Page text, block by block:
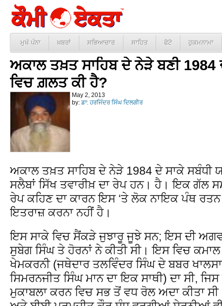
ਮੁਖੱ ਪੰਨਾ ਖ਼ਬਰਾਂ ਸਭਿਆਚਾਰ ਸਾਹਿਤ ਫੋਟੋ ਹੁਕਮਨਾਮਾ
ਅਕਾਲ ਤਖ਼ਤ ਸਾਹਿਬ ਦੇ ਨੇੜੇ ਬਣੀ 1984
ਵਿਚ ਗ਼ਲਤ ਕੀ ਹੈ?
May 2, 2013
by: ਡਾ: ਹਰਜਿੰਦਰ ਸਿੰਘ ਦਿਲਗੀਰ
ਅਕਾਲ ਤਖ਼ਤ ਸਾਹਿਬ ਦੇ ਨੇੜੇ 1984 ਦੇ ਸਾਕੇ ਸਬੰਧੀ
ਸਲੈਬਾਂ ਸਿੱਖ ਤਵਾਰੀਖ਼ ਦਾ ਰੇਪ ਹਨ। ਹੈ। ਇਕ ਗੱਲ
ਰੇਪ ਕਹਿਣ ਦਾ ਕਾਰਨ ਇਸ ‘ਤੇ ਲੋਕ ਨਾਇਕ ਪੰਥ ਰਤਨ
ਇਤਰਾਜ਼ ਕਰਨਾ ਨਹੀਂ ਹੈ।
ਇਸ ਸਾਕੇ ਵਿਚ ਸੈਂਕੜੇ ਜੁਝਾਰੂ ਜੂਝੇ ਸਨ; ਇਸ ਦੀ
ਸੁਬੇਗ ਸਿੰਘ ਤੇ ਹੋਰਨਾਂ ਨੇ ਕੀਤੀ ਸੀ। ਇਸ ਵਿਚ
ਖੇਮਕਰਨੀ (ਜਥੇਦਾਰ ਤਲਵਿੰਦਰ ਸਿੰਘ ਦੇ ਬਬਰ
ਸਿਮਰਨਜੀਤ ਸਿੰਘ ਮਾਨ ਦਾ ਇਕ ਸਾਥੀ) ਦਾ ਸੀ,
ਮੁਕਾਬਲਾ ਕਰਨ ਵਿਚ ਸਭ ਤੋਂ ਵਧ ਰੋਲ ਅਦਾ ਕੀਤਾ